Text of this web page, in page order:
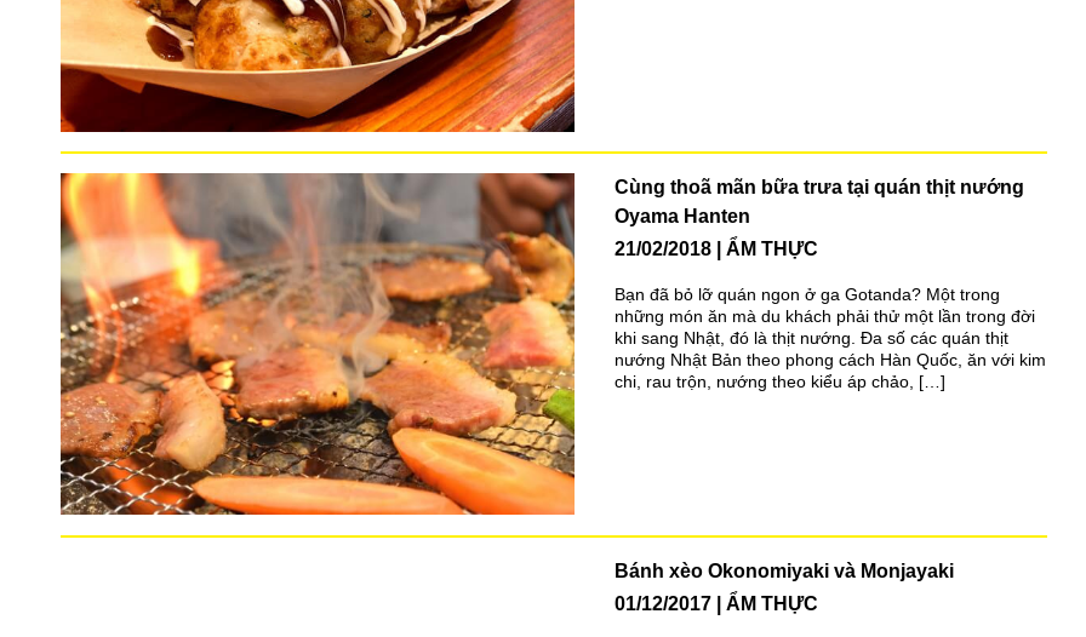
Cùng thoã mãn bữa trưa tại quán thịt nướng
Oyama Hanten
21/02/2018
ẨM THỰC
Bạn đã bỏ lỡ quán ngon ở ga Gotanda? Một trong
những món ăn mà du khách phải thử một lần trong đời
khi sang Nhật, đó là thịt nướng. Đa số các quán thịt
nướng Nhật Bản theo phong cách Hàn Quốc, ăn với kim
chi, rau trộn, nướng theo kiểu áp chảo, […]
Bánh xèo Okonomiyaki và Monjayaki
01/12/2017
ẨM THỰC